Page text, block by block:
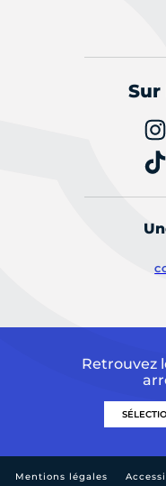
Sur
Retrouvez
Mentions légales